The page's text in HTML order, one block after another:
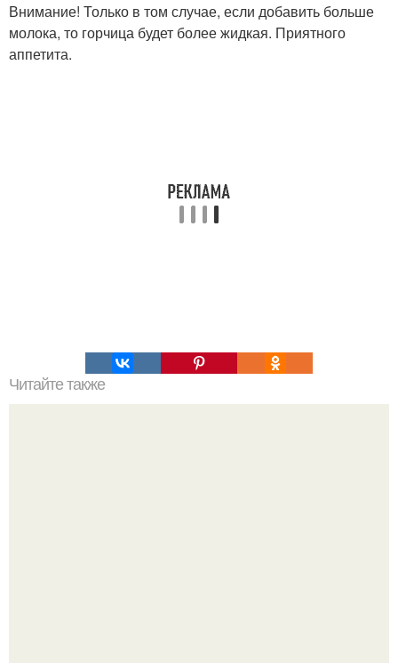
Внимание! Только в том случае, если добавить больше
молока, то горчица будет более жидкая. Приятного
аппетита.
Читайте также